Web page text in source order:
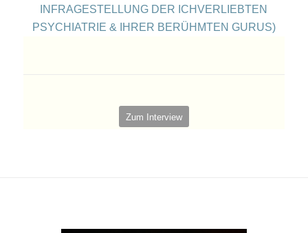
INFRAGESTELLUNG DER ICHVERLIEBTEN
PSYCHIATRIE & IHRER BERÜHMTEN GURUS)
Zum Interview